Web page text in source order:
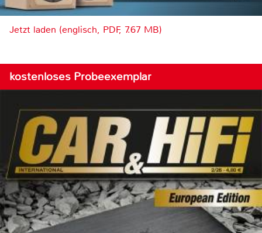
Jetzt laden (englisch, PDF, 7.67 MB)
kostenloses Probeexemplar